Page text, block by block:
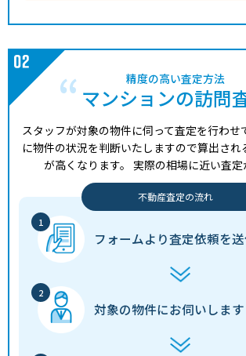
精度の高い査定方法
マンションの訪問
スタッフが対象の物件に伺って査定を行わせ
に物件の状況を判断いたしますので算出さ
が高くなります。 実際の相場に近い査定
不動産査定の流れ
フォームより査定依頼を
対象の物件にお伺いします